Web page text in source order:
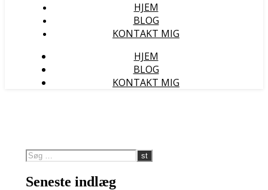
HJEM
BLOG
KONTAKT MIG
HJEM
BLOG
KONTAKT MIG
Seneste indlæg